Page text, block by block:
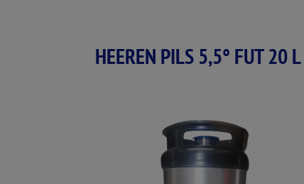
HEEREN PILS 5,5° FUT 20 L